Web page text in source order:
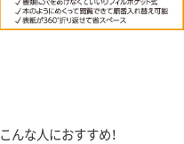
こんな人におすすめ！